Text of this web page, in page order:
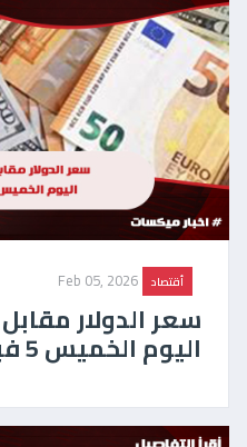
أقتصاد Feb 05, 2026
سعر الدولار
اليوم الخميس 5 فبراير 2026